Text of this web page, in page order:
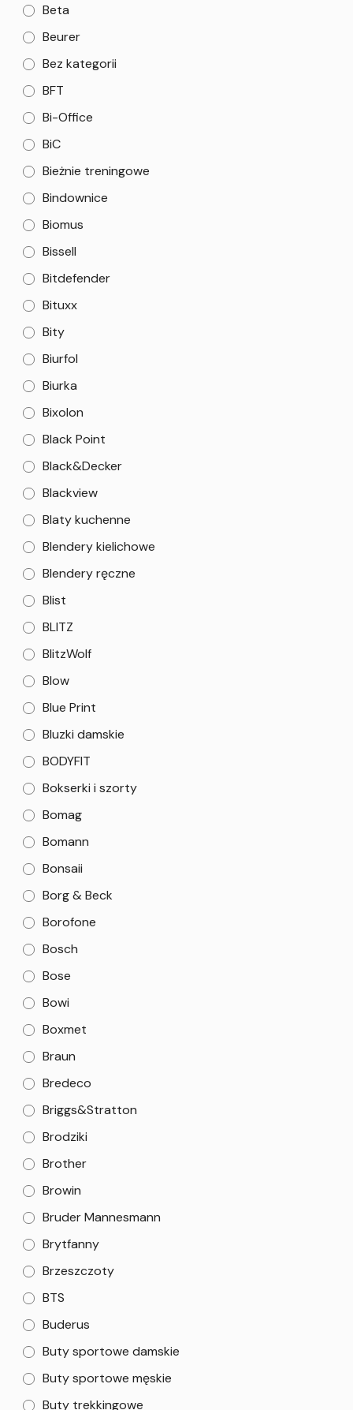
Beta
Beurer
Bez kategorii
BFT
Bi-Office
BiC
Bieżnie treningowe
Bindownice
Biomus
Bissell
Bitdefender
Bituxx
Bity
Biurfol
Biurka
Bixolon
Black Point
Black&Decker
Blackview
Blaty kuchenne
Blendery kielichowe
Blendery ręczne
Blist
BLITZ
BlitzWolf
Blow
Blue Print
Bluzki damskie
BODYFIT
Bokserki i szorty
Bomag
Bomann
Bonsaii
Borg & Beck
Borofone
Bosch
Bose
Bowi
Boxmet
Braun
Bredeco
Briggs&Stratton
Brodziki
Brother
Browin
Bruder Mannesmann
Brytfanny
Brzeszczoty
BTS
Buderus
Buty sportowe damskie
Buty sportowe męskie
Buty trekkingowe